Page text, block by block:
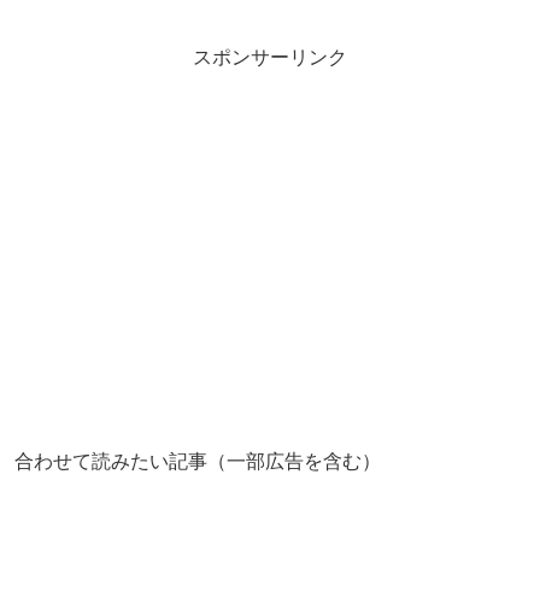
スポンサーリンク
合わせて読みたい記事（一部広告を含む）